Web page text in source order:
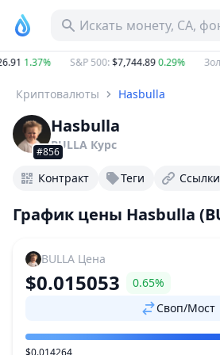
Искать монету, CA,
1.37% S&P 500:$7,744.890.29%
Криптовалюты Hasbulla
#856
Hasbulla
BULLA Курс
Контракт Теги Ссылки
График цены Hasbulla
BULLA Цена
$0.015053
0.65%
Своп/Мост
$0.014264